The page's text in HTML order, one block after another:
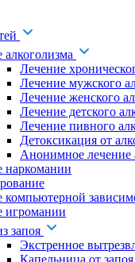
алкоголизма
Лечение
Лечение мужского
Лечение женского
Лечение детского
Лечение пивного
Детоксикация от
Анонимное лечение
наркомании
компьютерной
игромании
запоя
Экстренное
Капельница от запоя